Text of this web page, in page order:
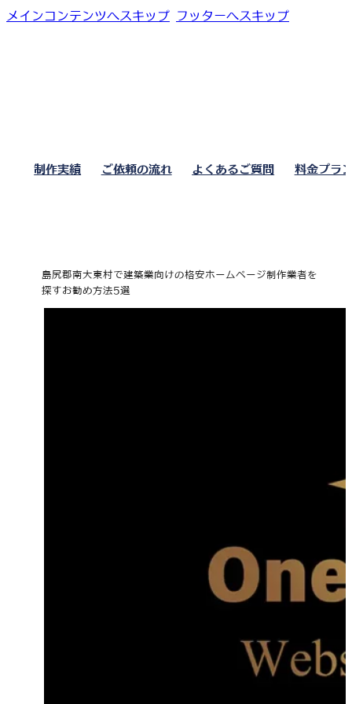
メインコンテンツへスキップ フッターへスキップ
制作実績 ご依頼の流れ よくあるご質問 料金プラ
島尻郡南大東村で建築業向けの格安ホームページ制作業者を
探すお勧め方法5選